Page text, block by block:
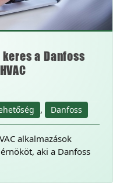
a Danfoss
, Danfoss
alkalmazások
aki a Danfoss